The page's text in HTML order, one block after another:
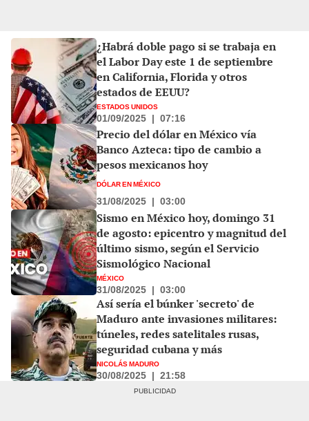
¿Habrá doble pago si se trabaja en
el Labor Day este 1 de septiembre
en California, Florida y otros
estados de EEUU?
ESTADOS UNIDOS
01/09/2025 | 07:16
Precio del dólar en México vía
Banco Azteca: tipo de cambio a
pesos mexicanos hoy
DÓLAR EN MÉXICO
31/08/2025 | 03:00
Sismo en México hoy, domingo 31
de agosto: epicentro y magnitud del
último sismo, según el Servicio
Sismológico Nacional
MÉXICO
31/08/2025 | 03:00
Así sería el búnker 'secreto' de
Maduro ante invasiones militares:
túneles, redes satelitales rusas,
seguridad cubana y más
NICOLÁS MADURO
30/08/2025 | 21:58